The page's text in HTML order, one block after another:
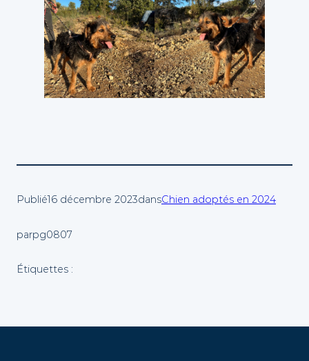
Publié16 décembre 2023dansChien adoptés en 2024
parpg0807
Étiquettes :